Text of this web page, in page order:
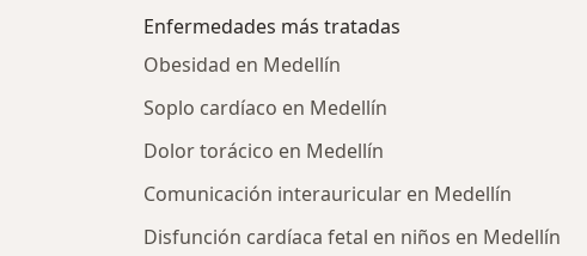
Enfermedades más tratadas
Obesidad en Medellín
Soplo cardíaco en Medellín
Dolor torácico en Medellín
Comunicación interauricular en Medellín
Disfunción cardíaca fetal en niños en Medellín